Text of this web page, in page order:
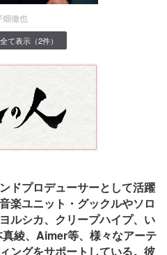
畑徹也
て表示（2件）
ドプロデューサーとして活躍
楽ユニット・グックルやソロ
ルシカ、クリープハイプ、い
綾、Aimer等、様々なアーテ
ングをサポートしている。彼